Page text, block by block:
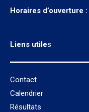
Horaires d’ouverture :
Liens utiles
Contact
Calendrier
Résultats